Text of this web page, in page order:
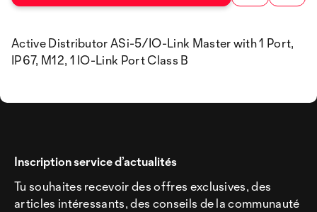
Active Distributor ASi-5/IO-Link Master with 1 Port,
IP67, M12, 1 IO-Link Port Class B
Inscription service d’actualités
Tu souhaites recevoir des offres exclusives, des
articles intéressants, des conseils de la communauté